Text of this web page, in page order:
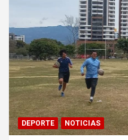
DEPORTE NOTICIAS